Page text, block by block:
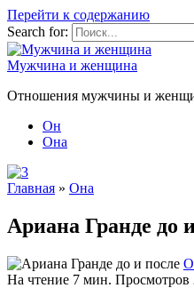
Перейти к содержанию
Search for:
Мужчина и женщина
Отношения мужчины и
Он
Она
Главная » Она
Ариана Гранде до
На чтение 7 мин. Просмотров